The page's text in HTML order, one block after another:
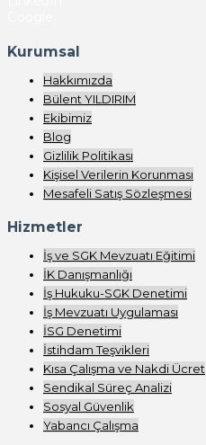
Kurumsal
Hakkımızda
Bülent YILDIRIM
Ekibimiz
Blog
Gizlilik Politikası
Kişisel Verilerin Korunması
Mesafeli Satış Sözleşmesi
Hizmetler
İş ve SGK Mevzuatı Eğitimi
İK Danışmanlığı
İş Hukuku-SGK Denetimi
İş Mevzuatı Uygulaması
İSG Denetimi
İstihdam Teşvikleri
Kısa Çalışma ve Nakdi Ücret
Sendikal Süreç Analizi
Sosyal Güvenlik
Yabancı Çalışma